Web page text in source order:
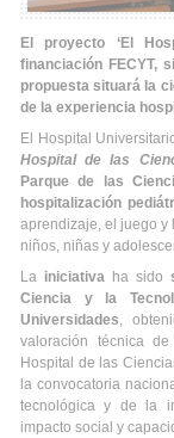
El proyecto ‘El
financiación FECYT,
propuesta situará la
de la experiencia
El Hospital
Hospital de las
Parque de las
hospitalización
aprendizaje, el juego y
niños, niñas y
La iniciativa ha sido
Ciencia y la
Universidades,
valoración técnica
Hospital de las
la convocatoria
tecnológica y de la
impacto social y